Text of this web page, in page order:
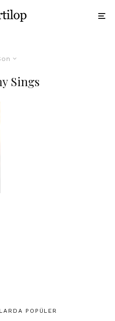
Sings
POPÜLER